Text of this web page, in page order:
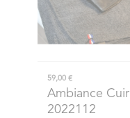
59,00 €
Ambiance Cuir
2022112